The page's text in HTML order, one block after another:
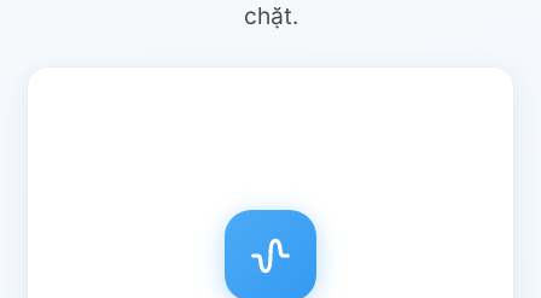
chặt.